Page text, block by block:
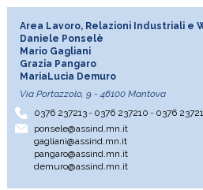
Area Lavoro, Relazioni Industriali e
Daniele Ponselè
Mario Gagliani
Grazia Pangaro
MariaLucia Demuro
Via Portazzolo, 9 - 46100 Mantova
0376 237213
0376 237210 0376
ponsele@assind.mn.it
gagliani@assind.mn.it
pangaro@assind.mn.it
demuro@assind.mn.it